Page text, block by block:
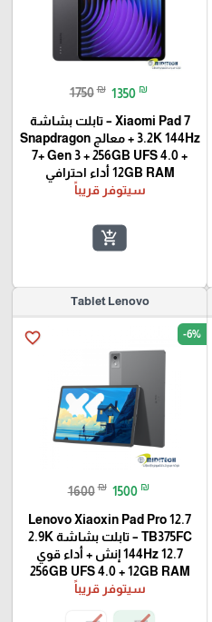
1750 ₪ 1350 ₪
Xiaomi Pad 7 – تابلت بشاشة
3.2K 144Hz + معالج Snapdragon
7+ Gen 3 + 256GB UFS 4.0 +
12GB RAM أداء احترافي
سيتوفر قريباً
add_shopping_cart
Tablet Lenovo
favorite_border -6%
1600 ₪ 1500 ₪
Lenovo Xiaoxin Pad Pro 12.7
TB375FC – تابلت بشاشة 2.9K
144Hz 12.7 إنش + أداء قوي
256GB UFS 4.0 + 12GB RAM
سيتوفر قريباً